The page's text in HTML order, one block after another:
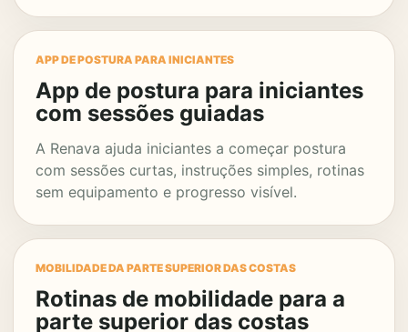
APP DE POSTURA PARA INICIANTES
App de postura para iniciantes
com sessões guiadas
A Renava ajuda iniciantes a começar postura
com sessões curtas, instruções simples, rotinas
sem equipamento e progresso visível.
MOBILIDADE DA PARTE SUPERIOR DAS COSTAS
Rotinas de mobilidade para a
parte superior das costas